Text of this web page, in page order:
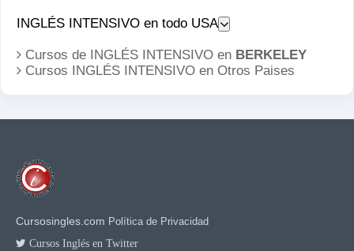
INGLÉS INTENSIVO en todo USA
Cursos de INGLÉS INTENSIVO en BERKELEY
Cursos INGLÉS INTENSIVO en Otros Paises
Cursosingles.com Política de Privacidad
Cursos Inglés en Twitter